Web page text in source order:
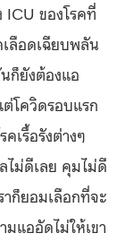
ICU ของโรคที่
เลือดเฉียบพลัน
ก็ยังต้องแอ
โควิดรอบแรก
เรื้อรังต่างๆ
ไม่ดีเลย คุมไม่ดี
าก็ยอมเลือกที่จะ
แออัดไม่ให้เขา